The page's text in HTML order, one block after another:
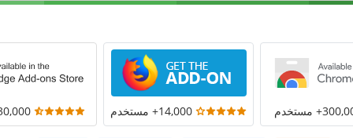
مستخدم 14,000+ مستخدم 30,000+